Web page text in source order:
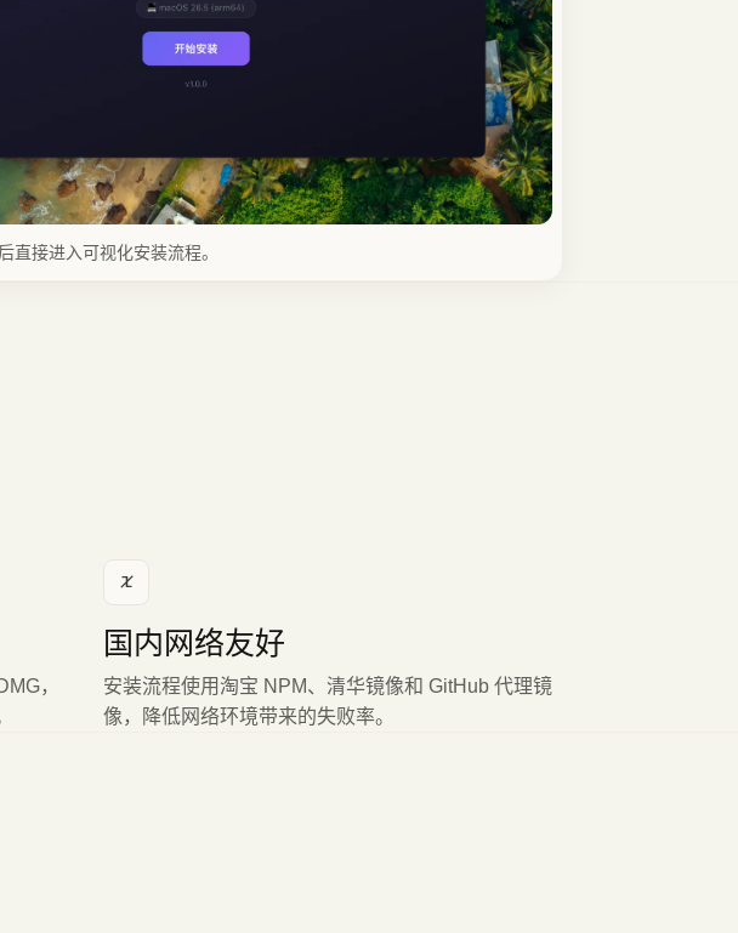
直接进入可视化安装流程。
，
国内网络友好
安装流程使用淘宝 NPM、清华镜像和 GitHub 代理镜
像，降低网络环境带来的失败率。